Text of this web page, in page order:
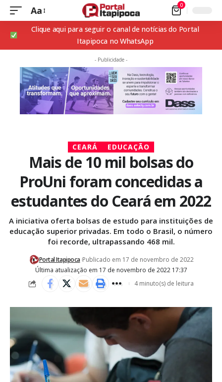
Aa 0
Clique aqui para seguir o canal de notícias do Portal
Itapipoca no WhatsApp
- Publicidade -
CEARÁ EDUCAÇÃO
Mais de 10 mil bolsas do
ProUni foram concedidas a
estudantes do Ceará em 2022
A iniciativa oferta bolsas de estudo para instituições de
educação superior privadas. Em todo o Brasil, o número
foi recorde, ultrapassando 468 mil.
Última atualização em 17 de novembro de 2022 17:37
Portal Itapipoca Publicado em 17 de novembro de 2022
4 minuto(s) de leitura